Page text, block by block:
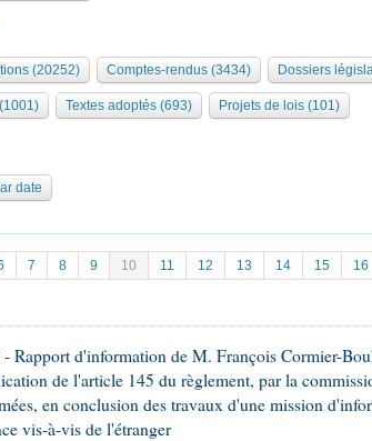
(20252) Comptes-rendus (3434) Dossiers
Textes adoptés (693) Projets de lois (101)
date
7 8 9 10 11 12 13 14 15 16
Rapport d'information de M. François Cormier-
de l'article 145 du règlement, par la
en conclusion des travaux d'une mission
vis-à-vis de l'étranger